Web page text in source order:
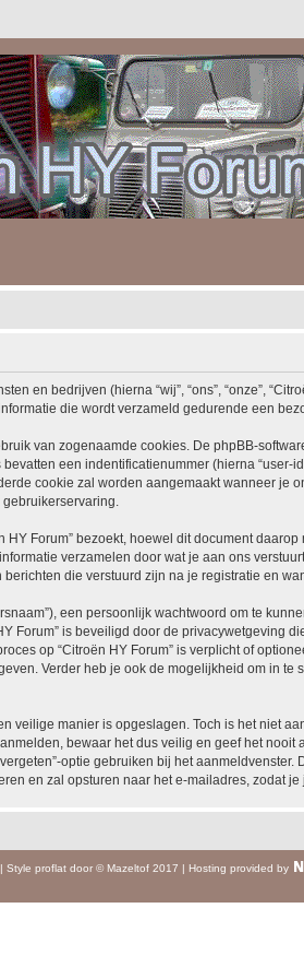
en bedrijven (hierna “wij”, “ons”, “onze”,
die wordt verzameld gedurende een
van zogenaamde cookies. De phpBB-
een indentificatienummer (hierna “user-
cookie zal worden aangemaakt wanneer je
Forum” bezoekt, hoewel dit document
verzamelen door wat je aan ons
die verstuurd zijn na je registratie en
een persoonlijk wachtwoord om te
Forum” is beveiligd door de privacywetgeving
op “Citroën HY Forum” is verplicht of
Verder heb je ook de mogelijkheid om in
manier is opgeslagen. Toch is het niet
bewaar het dus veilig en geef het
optie gebruiken bij het
en zal opsturen naar het e-mailadres, zodat je
| Style proflat door © Mazeltof 2017 | Hosting provided by